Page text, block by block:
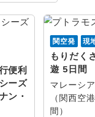
便利
ーズ
ン・
関空発 現
もりだく
遊 5日間
マレーシ
（関西空
間）